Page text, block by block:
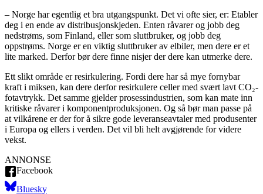
– Norge har egentlig et bra utgangspunkt. Det vi ofte sier, er: Etabler
deg i en ende av distribusjonskjeden. Enten råvarer og jobb deg
nedstrøms, som Finland, eller som sluttbruker, og jobb deg
oppstrøms. Norge er en viktig sluttbruker av elbiler, men dere er et
lite marked. Derfor bør dere finne nisjer der dere kan utmerke dere.
Ett slikt område er resirkulering. Fordi dere har så mye fornybar
kraft i miksen, kan dere derfor resirkulere celler med svært lavt CO₂-
fotavtrykk. Det samme gjelder prosessindustrien, som kan mate inn
kritiske råvarer i komponentproduksjonen. Og så bør man passe på
at vilkårene er der for å sikre gode leveranseavtaler med produsenter
i Europa og ellers i verden. Det vil bli helt avgjørende for videre
vekst.
ANNONSE
Facebook
Bluesky